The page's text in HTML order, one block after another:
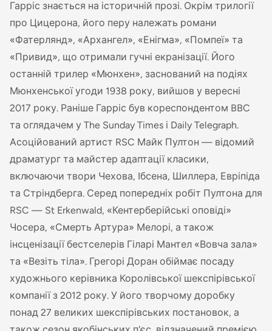
Гарріс знається на історичній прозі. Окрім трилогії
про Цицерона, його перу належать романи
«Фатерлянд», «Архангел», «Енігма», «Помпеї» та
«Привид», що отримали гучні екранізації. Його
останній трилер «Мюнхен», заснований на подіях
Мюнхенської угоди 1938 року, вийшов у вересні
2017 року. Раніше Гарріс був кореспондентом BBC
та оглядачем у The Sunday Times і Daily Telegraph.
Асоційований артист RSC Майк Пултон — відомий
драматург та майстер адаптації класики,
включаючи твори Чехова, Ібсена, Шиллера, Евріпіда
та Стріндберга. Серед попередніх робіт Пултона для
RSC — St Erkenwald, «Кентерберійські оповіді»
Чосера, «Смерть Артура» Мелорі, а також
інсценізації бестселерів Гіларі Мантел «Вовча зала»
та «Везіть тіла». Грегорі Доран обіймає посаду
художнього керівника Королівської шекспірівської
компанії з 2012 року. У його творчому доробку
понад 27 великих шекспірівських постановок, а